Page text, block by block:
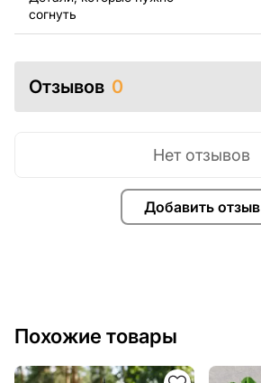
помочь.
согнуть
Отзывов 0
Добавить отзыв
Нет отзывов
Похожие товары